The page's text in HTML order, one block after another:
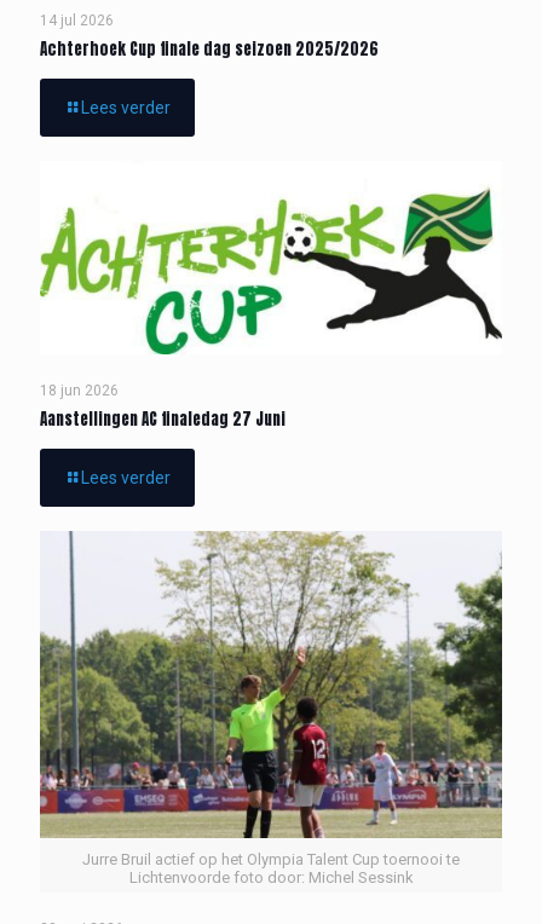
14 jul 2026
Achterhoek Cup finale dag seizoen 2025/2026
Lees verder
18 jun 2026
Aanstellingen AC finaledag 27 Juni
Lees verder
Jurre Bruil actief op het Olympia Talent Cup toernooi te
Lichtenvoorde foto door: Michel Sessink